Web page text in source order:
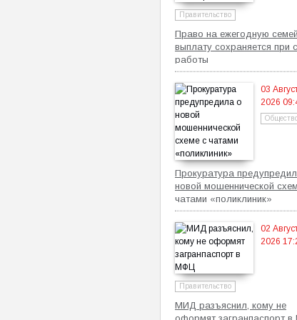
Правительство
Право на ежегодную
выплату сохраняется при
работы
03
2026
Прокуратура
новой мошеннической
чатами «поликлиник»
02
2026
Правительство
МИД разъяснил, кому не